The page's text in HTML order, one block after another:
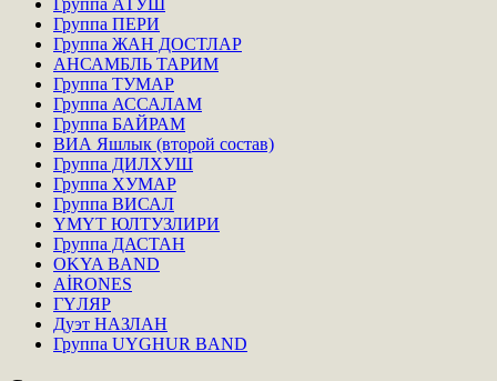
Группа АТУШ
Группа ПЕРИ
Группа ЖАН ДОСТЛАР
АНСАМБЛЬ ТАРИМ
Группа ТУМАР
Группа АССАЛАМ
Группа БАЙРАМ
ВИА Яшлык (второй состав)
Группа ДИЛХУШ
Группа ХУМАР
Группа ВИСАЛ
ҮМҮТ ЮЛТУЗЛИРИ
Группа ДАСТАН
OKYA BAND
AİRONES
ГҮЛЯР
Дуэт НАЗЛАН
Группа UYGHUR BAND